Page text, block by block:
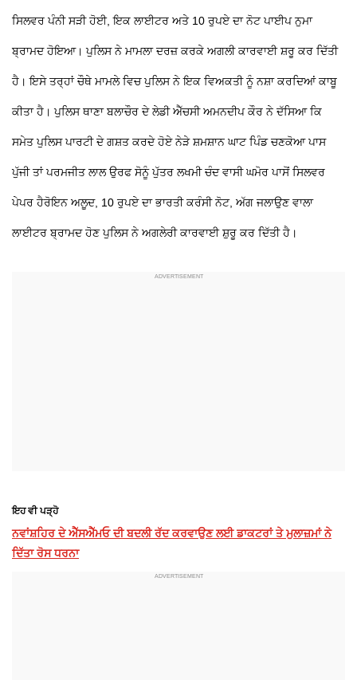
ਸਿਲਵਰ ਪੰਨੀ ਸੜੀ ਹੋਈ, ਇਕ ਲਾਈਟਰ ਅਤੇ 10 ਰੁਪਏ ਦਾ ਨੋਟ ਪਾਈਪ ਨੁਮਾ
ਬ੍ਰਾਮਦ ਹੋਇਆ। ਪੁਲਿਸ ਨੇ ਮਾਮਲਾ ਦਰਜ਼ ਕਰਕੇ ਅਗਲੀ ਕਾਰਵਾਈ ਸ਼ਰੂ ਕਰ ਦਿੱਤੀ
ਹੈ।ਇਸੇ ਤਰ੍ਹਾਂ ਚੌਥੇ ਮਾਮਲੇ ਵਿਚ ਪੁਲਿਸ ਨੇ ਇਕ ਵਿਅਕਤੀ ਨੂੰ ਨਸ਼ਾ ਕਰਦਿਆਂ ਕਾਬੂ
ਕੀਤਾ ਹੈ। ਪੁਲਿਸ ਥਾਣਾ ਬਲਾਚੌਰ ਦੇ ਲੇਡੀ ਐੱਚਸੀ ਅਮਨਦੀਪ ਕੌਰ ਨੇ ਦੱਸਿਆ ਕਿ
ਸਮੇਤ ਪੁਲਿਸ ਪਾਰਟੀ ਦੇ ਗਸ਼ਤ ਕਰਦੇ ਹੋਏ ਨੇੜੇ ਸ਼ਮਸ਼ਾਨ ਘਾਟ ਪਿੰਡ ਚਣਕੋਆ ਪਾਸ
ਪੁੱਜੀ ਤਾਂ ਪਰਮਜੀਤ ਲਾਲ ਉਰਫ ਸੋਨੂੰ ਪੁੱਤਰ ਲਖਮੀ ਚੰਦ ਵਾਸੀ ਘਮੋਰ ਪਾਸੋਂ ਸਿਲਵਰ
ਪੇਪਰ ਹੈਰੋਇਨ ਅਲੂਦ, 10 ਰੁਪਏ ਦਾ ਭਾਰਤੀ ਕਰੰਸੀ ਨੋਟ, ਅੱਗ ਜਲਾਉਣ ਵਾਲਾ
ਲਾਈਟਰ ਬ੍ਰਾਮਦ ਹੋਣ ਪੁਲਿਸ ਨੇ ਅਗਲੇਰੀ ਕਾਰਵਾਈ ਸ਼ੁਰੂ ਕਰ ਦਿੱਤੀ ਹੈ।
ਇਹ ਵੀ ਪੜ੍ਹੋ
ਨਵਾਂਸ਼ਹਿਰ ਦੇ ਐੱਸਐੱਮਓ ਦੀ ਬਦਲੀ ਰੱਦ ਕਰਵਾਉਣ ਲਈ ਡਾਕਟਰਾਂ ਤੇ ਮੁਲਾਜ਼ਮਾਂ ਨੇ
ਦਿੱਤਾ ਰੋਸ ਧਰਨਾ